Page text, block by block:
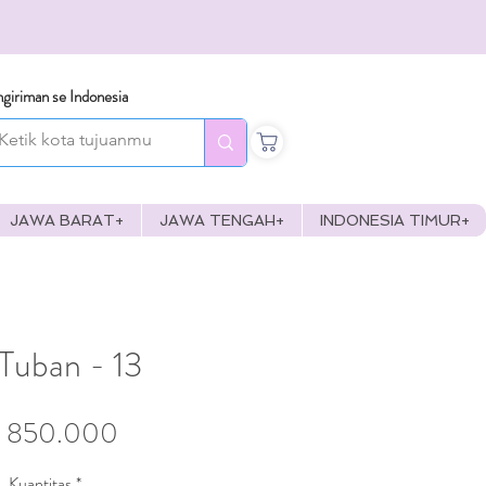
se Indonesia
JAWA BARAT+ JAWA TENGAH+ INDONESIA TIMUR+
- 13
850.000